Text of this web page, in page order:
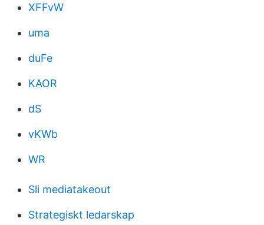
XFFvW
uma
duFe
KAOR
dS
vKWb
WR
Sli mediatakeout
Strategiskt ledarskap